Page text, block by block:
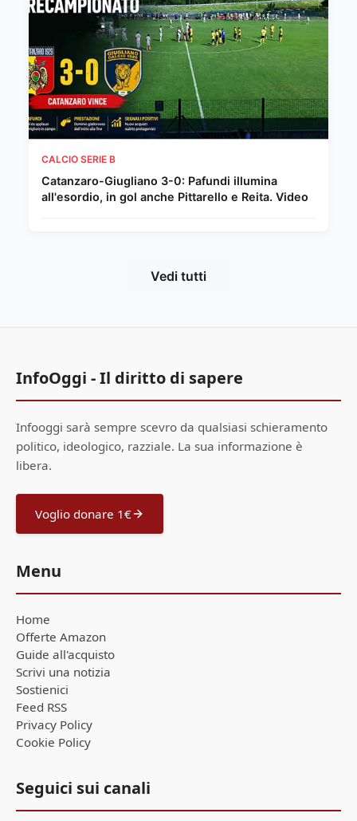
CALCIO SERIE B
Catanzaro-Giugliano 3-0: Pafundi illumina
all'esordio, in gol anche Pittarello e Reita. Video
Vedi tutti
InfoOggi - Il diritto di sapere
Infooggi sarà sempre scevro da qualsiasi schieramento
politico, ideologico, razziale. La sua informazione è
libera.
Voglio donare 1€
Menu
Home
Offerte Amazon
Guide all'acquisto
Scrivi una notizia
Sostienici
Feed RSS
Privacy Policy
Cookie Policy
Seguici sui canali